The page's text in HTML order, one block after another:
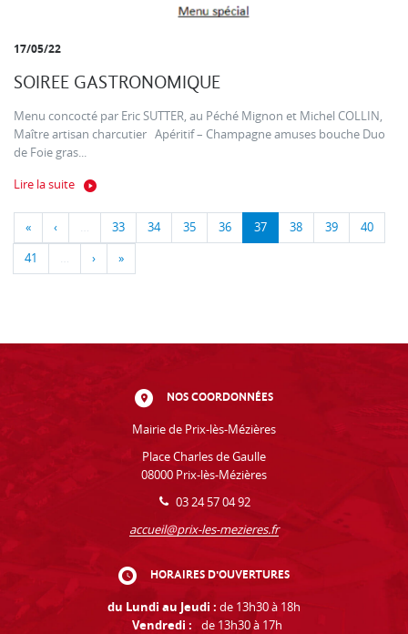
17/05/22
SOIREE GASTRONOMIQUE
Menu concocté par Eric SUTTER, au Péché Mignon et Michel COLLIN,
Maître artisan charcutier Apéritif – Champagne amuses bouche Duo
de Foie gras...
Lire la suite
« ‹ … 33 34 35 36 37 38 39 40
41 … › »
NOS COORDONNÉES
Mairie de Prix-lès-Mézières
Place Charles de Gaulle
08000 Prix-lès-Mézières
03 24 57 04 92
accueil@prix-les-mezieres.fr
HORAIRES D'OUVERTURES
du Lundi au Jeudi : de 13h30 à 18h
Vendredi :
de 13h30 à 17h